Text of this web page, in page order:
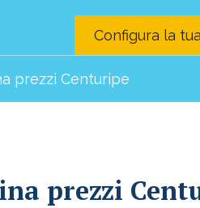
Configura la
prezzi Centuripe
prezzi